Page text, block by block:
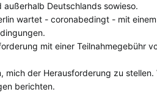
Deutschlands sowieso.
wartet - coronabedingt - mit
mit einer Teilnahmegebühr
mich der Herausforderung zu
berichten.